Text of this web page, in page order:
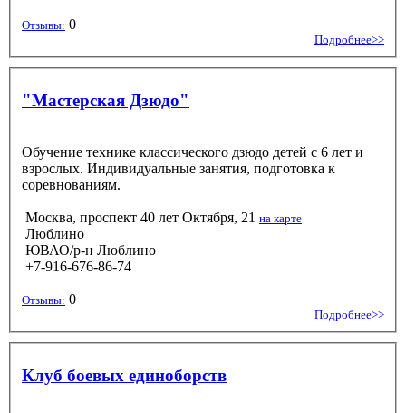
Отзывы: 0
Подробнее>>
"Мастерская Дзюдо"
Обучение технике классического дзюдо детей с 6 лет и
взрослых. Индивидуальные занятия, подготовка к
соревнованиям.
Москва, проспект 40 лет Октября, 21 на карте
Люблино
ЮВАО/р-н Люблино
+7-916-676-86-74
Отзывы: 0
Подробнее>>
Клуб боевых единоборств